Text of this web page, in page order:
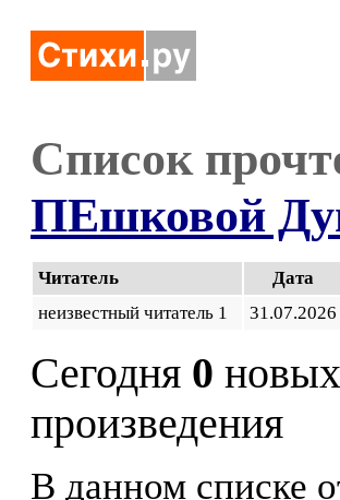
Список
ПЕшковой
Читатель Дата
неизвестный читатель 1
31.07.2026
Сегодня 0
произведения
В данном списке